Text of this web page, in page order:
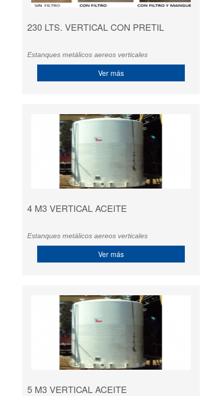
230 LTS. VERTICAL CON PRETIL
Estanques metálicos aereos verticales
Ver más
4 M3 VERTICAL ACEITE
Estanques metálicos aereos verticales
Ver más
5 M3 VERTICAL ACEITE